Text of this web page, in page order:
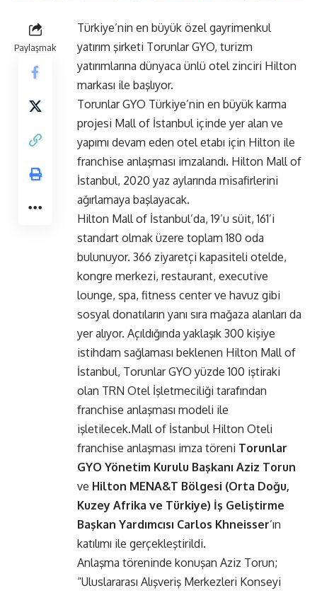
Paylaşmak
Türkiye’nin en büyük özel gayrimenkul
yatırım şirketi Torunlar GYO, turizm
yatırımlarına dünyaca ünlü otel zinciri Hilton
markası ile başlıyor.
Torunlar GYO Türkiye’nin en büyük karma
projesi Mall of İstanbul içinde yer alan ve
yapımı devam eden otel etabı için Hilton ile
franchise anlaşması imzalandı. Hilton Mall of
İstanbul, 2020 yaz aylarında misafirlerini
ağırlamaya başlayacak.
Hilton Mall of İstanbul’da, 19’u süit, 161’i
standart olmak üzere toplam 180 oda
bulunuyor. 366 ziyaretçi kapasiteli otelde,
kongre merkezi, restaurant, executive
lounge, spa, fitness center ve havuz gibi
sosyal donatıların yanı sıra mağaza alanları da
yer alıyor. Açıldığında yaklaşık 300 kişiye
istihdam sağlaması beklenen Hilton Mall of
İstanbul, Torunlar GYO yüzde 100 iştiraki
olan TRN Otel İşletmeciliği tarafından
franchise anlaşması modeli ile
işletilecek.Mall of İstanbul Hilton Oteli
franchise anlaşması imza töreni Torunlar
GYO Yönetim Kurulu Başkanı Aziz Torun
ve Hilton MENA&T Bölgesi (Orta Doğu,
Kuzey Afrika ve Türkiye) İş Geliştirme
Başkan Yardımcısı Carlos Khneisser’ın
katılımı ile gerçekleştirildi.
Anlaşma töreninde konuşan Aziz Torun;
“Uluslararası Alışveriş Merkezleri Konseyi